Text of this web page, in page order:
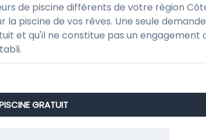
de piscine différents de votre région
piscine de vos rêves. Une seule
et qu'il ne constitue pas un engagement
GRATUIT